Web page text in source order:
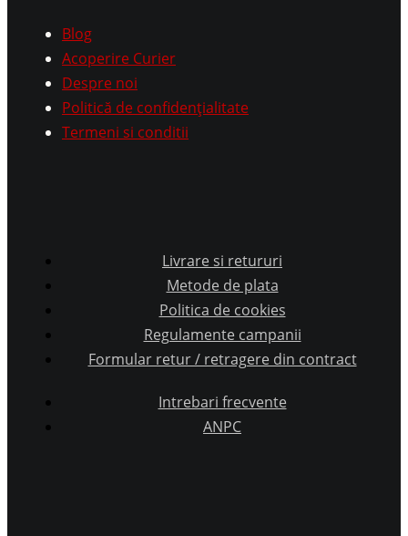
Blog
Acoperire Curier
Despre noi
Politică de confidențialitate
Termeni si conditii
Livrare si retururi
Metode de plata
Politica de cookies
Regulamente campanii
Formular retur / retragere din contract
Intrebari frecvente
ANPC